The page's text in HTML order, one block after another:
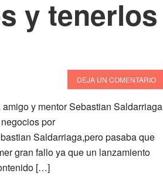
y tenerlos
DEJA UN COMENTARIO
y mentor Sebastian Saldarriaga
por
Saldarriaga,pero pasaba que
gran fallo ya que un lanzamiento
[…]